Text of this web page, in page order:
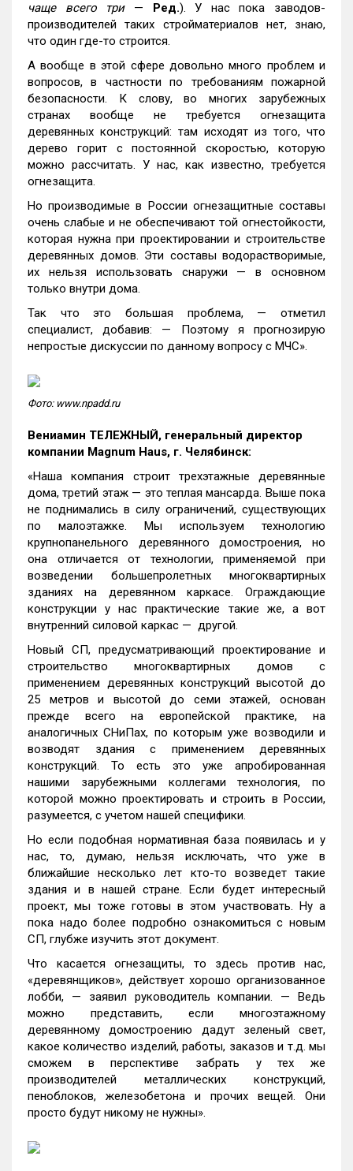
чаще всего три — Ред.). У нас пока заводов-
производителей таких стройматериалов нет, знаю,
что один где-то строится.
А вообще в этой сфере довольно много проблем и
вопросов, в частности по требованиям пожарной
безопасности. К слову, во многих зарубежных
странах вообще не требуется огнезащита
деревянных конструкций: там исходят из того, что
дерево горит с постоянной скоростью, которую
можно рассчитать. У нас, как известно, требуется
огнезащита.
Но производимые в России огнезащитные составы
очень слабые и не обеспечивают той огнестойкости,
которая нужна при проектировании и строительстве
деревянных домов. Эти составы водорастворимые,
их нельзя использовать снаружи — в основном
только внутри дома.
Так что это большая проблема, — отметил
специалист, добавив: — Поэтому я прогнозирую
непростые дискуссии по данному вопросу с МЧС».
Фото: www.npadd.ru
Вениамин ТЕЛЕЖНЫЙ, генеральный директор
компании Magnum Haus, г. Челябинск:
«Наша компания строит трехэтажные деревянные
дома, третий этаж — это теплая мансарда. Выше пока
не поднимались в силу ограничений, существующих
по малоэтажке. Мы используем технологию
крупнопанельного деревянного домостроения, но
она отличается от технологии, применяемой при
возведении большепролетных многоквартирных
зданиях на деревянном каркасе. Ограждающие
конструкции у нас практические такие же, а вот
внутренний силовой каркас — другой.
Новый СП, предусматривающий проектирование и
строительство многоквартирных домов с
применением деревянных конструкций высотой до
25 метров и высотой до семи этажей, основан
прежде всего на европейской практике, на
аналогичных СНиПах, по которым уже возводили и
возводят здания с применением деревянных
конструкций. То есть это уже апробированная
нашими зарубежными коллегами технология, по
которой можно проектировать и строить в России,
разумеется, с учетом нашей специфики.
Но если подобная нормативная база появилась и у
нас, то, думаю, нельзя исключать, что уже в
ближайшие несколько лет кто-то возведет такие
здания и в нашей стране. Если будет интересный
проект, мы тоже готовы в этом участвовать. Ну а
пока надо более подробно ознакомиться с новым
СП, глубже изучить этот документ.
Что касается огнезащиты, то здесь против нас,
«деревянщиков», действует хорошо организованное
лобби, — заявил руководитель компании. — Ведь
можно представить, если многоэтажному
деревянному домостроению дадут зеленый свет,
какое количество изделий, работы, заказов и т.д. мы
сможем в перспективе забрать у тех же
производителей металлических конструкций,
пеноблоков, железобетона и прочих вещей. Они
просто будут никому не нужны».